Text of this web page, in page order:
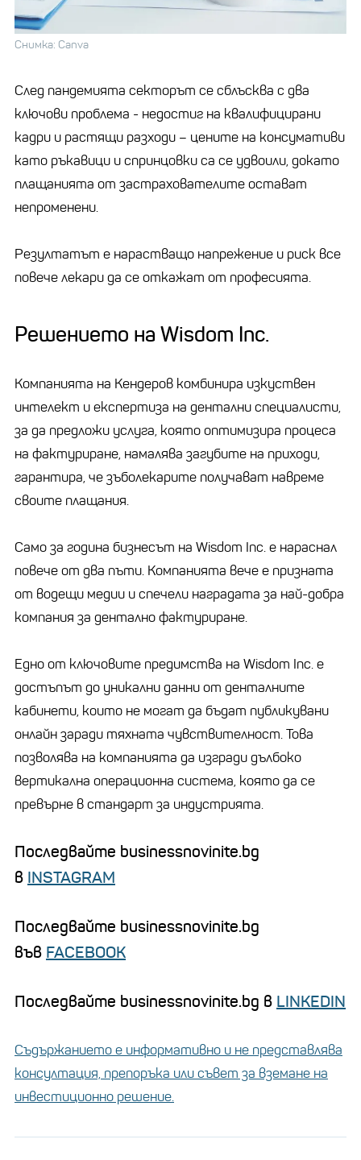
Снимка: Canva
След пандемията секторът се сблъсква с два
ключови проблема - недостиг на квалифицирани
кадри и растящи разходи – цените на консумативи
като ръкавици и спринцовки са се удвоили, докато
плащанията от застрахователите остават
непроменени.
Резултатът е нарастващо напрежение и риск все
повече лекари да се откажат от професията.
Решението на Wisdom Inc.
Компанията на Кендеров комбинира изкуствен
интелект и експертиза на дентални специалисти,
за да предложи услуга, която оптимизира процеса
на фактуриране, намалява загубите на приходи,
гарантира, че зъболекарите получават навреме
своите плащания.
Само за година бизнесът на Wisdom Inc. е нараснал
повече от два пъти. Компанията вече е призната
от водещи медии и спечели наградата за най-добра
компания за дентално фактуриране.
Едно от ключовите предимства на Wisdom Inc. е
достъпът до уникални данни от денталните
кабинети, които не могат да бъдат публикувани
онлайн заради тяхната чувствителност. Това
позволява на компанията да изгради дълбоко
вертикална операционна система, която да се
превърне в стандарт за индустрията.
Последвайте businessnovinite.bg
в INSTAGRAM
Последвайте businessnovinite.bg
във FACEBOOK
Последвайте businessnovinite.bg в LINKEDIN
Съдържанието е информативно и не представлява
консултация, препоръка или съвет за вземане на
инвестиционно решение.